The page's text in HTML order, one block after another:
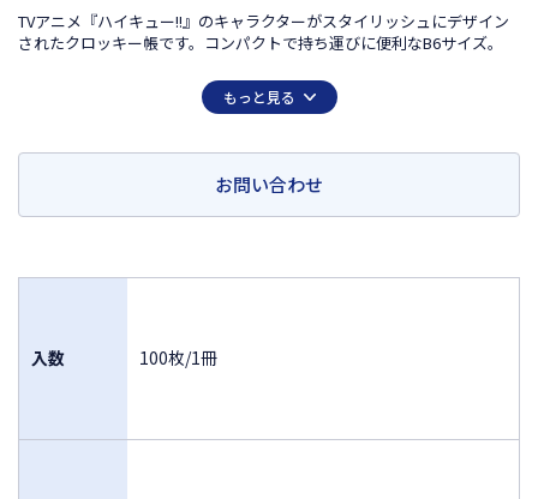
TVアニメ『ハイキュー!!』のキャラクターがスタイリッシュにデザイン
されたクロッキー帳です。コンパクトで持ち運びに便利なB6サイズ。
この商品は日本国外での販売は許諾されておりません
MADE IN JAPAN
もっと見る
お問い合わせ
入数 100枚/1冊